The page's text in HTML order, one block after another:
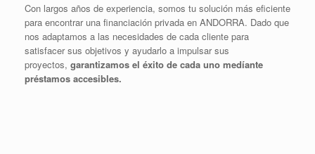
Con largos años de experiencia, somos tu solución más eficiente
para encontrar una financiación privada en ANDORRA. Dado que
nos adaptamos a las necesidades de cada cliente para
satisfacer sus objetivos y ayudarlo a impulsar sus
proyectos, garantizamos el éxito de cada uno medíante
préstamos accesibles.